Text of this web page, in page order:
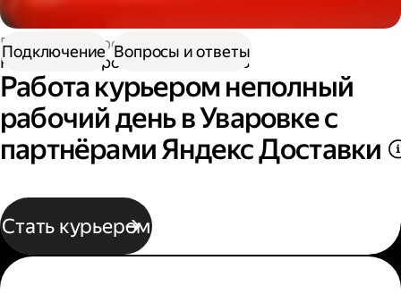
Работа курьером
Работа курьером неполный день
Работа курьером неполный
рабочий день в Уваровке с
партнёрами Яндекс Доставки
Стать курьером
Подключение Вопросы и ответы